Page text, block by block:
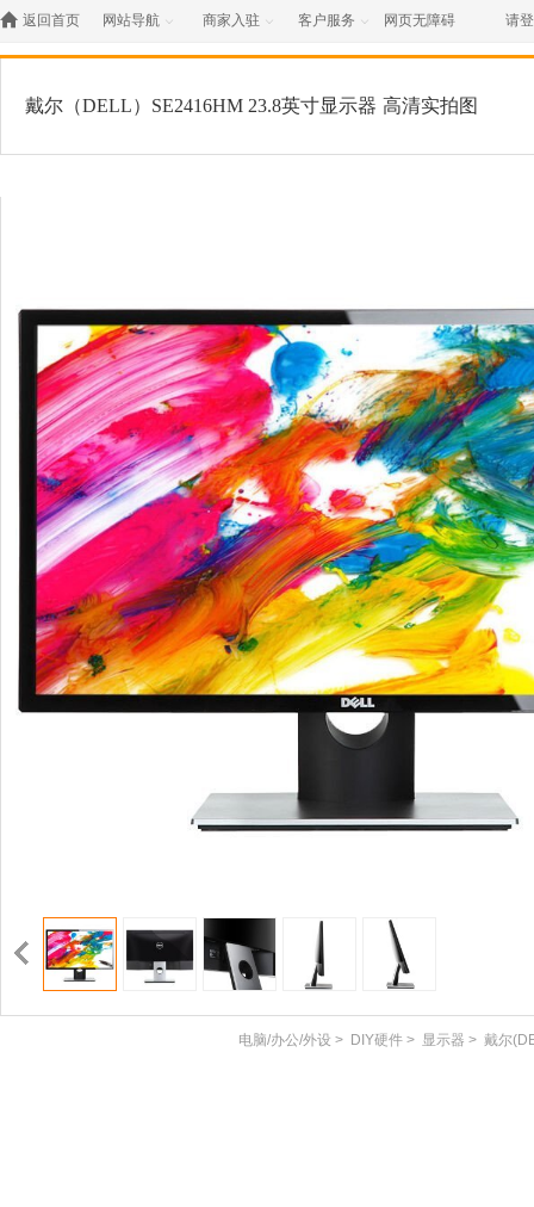
 返回首页 网站导航  商家入驻  客户服务  网页无障碍 请
戴尔（DELL）SE2416HM 23.8英寸显示器 高清实拍图
电脑/办公/外设 > DIY硬件 > 显示器 > 戴尔